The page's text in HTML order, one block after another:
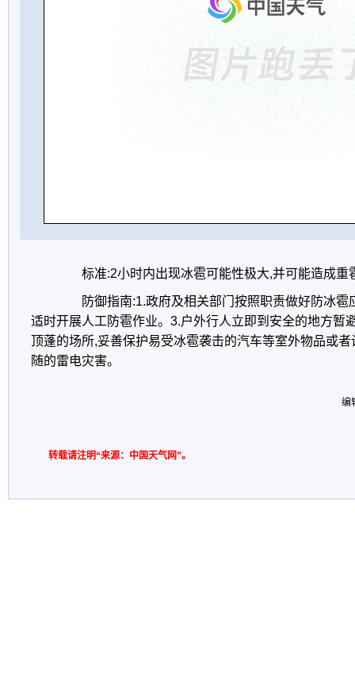
标准:2小时内出现冰雹可能性极大,并可能造成重
防御指南:1.政府及相关部门按照职责做好防冰雹
适时开展人工防雹作业。3.户外行人立即到安全的地方暂
顶蓬的场所,妥善保护易受冰雹袭击的汽车等室外物品或
随的雷电灾害。
编
转载请注明“来源：中国天气网”。